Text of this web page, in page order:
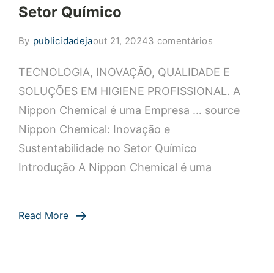
Setor Químico
By publicidadejaout 21, 20243 comentários
Chemical:
Conheça
TECNOLOGIA, INOVAÇÃO, QUALIDADE E
SOLUÇÕES EM HIGIENE PROFISSIONAL. A
Nippon Chemical é uma Empresa … source
Nippon Chemical: Inovação e
Sustentabilidade no Setor Químico
Introdução A Nippon Chemical é uma
Read More